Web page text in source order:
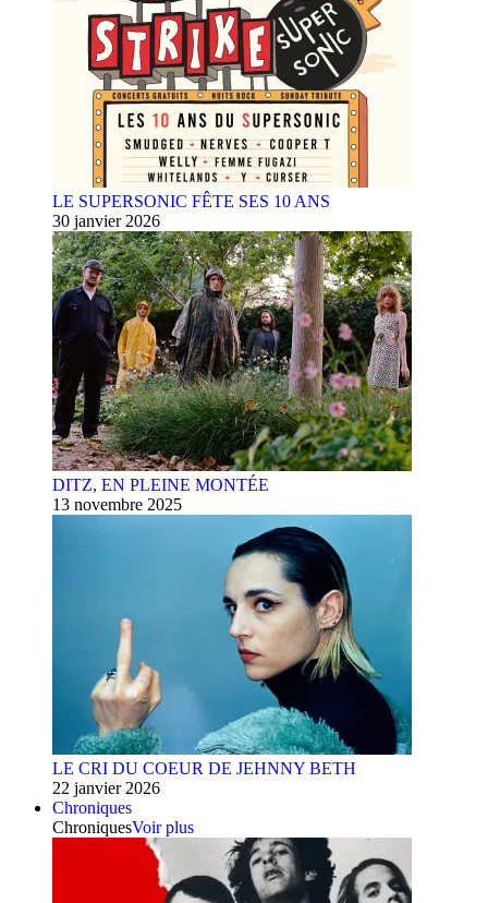
LE SUPERSONIC FÊTE SES 10 ANS
30 janvier 2026
DITZ, EN PLEINE MONTÉE
13 novembre 2025
LE CRI DU COEUR DE JEHNNY BETH
22 janvier 2026
Chroniques
ChroniquesVoir plus